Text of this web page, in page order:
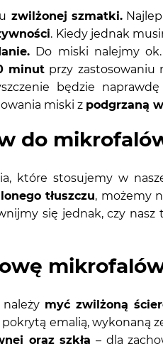
zwilżonej szmatki.
. Kiedy jednak
Do miski nalejmy
minutprzy zastosowaniu
będzie
miski z podgrzaną
do
które stosujemy w
tłuszczu, możemy
się jednak, czy nasz
myć zwilżoną
emalią, wykonaną
oraz szkła – dla